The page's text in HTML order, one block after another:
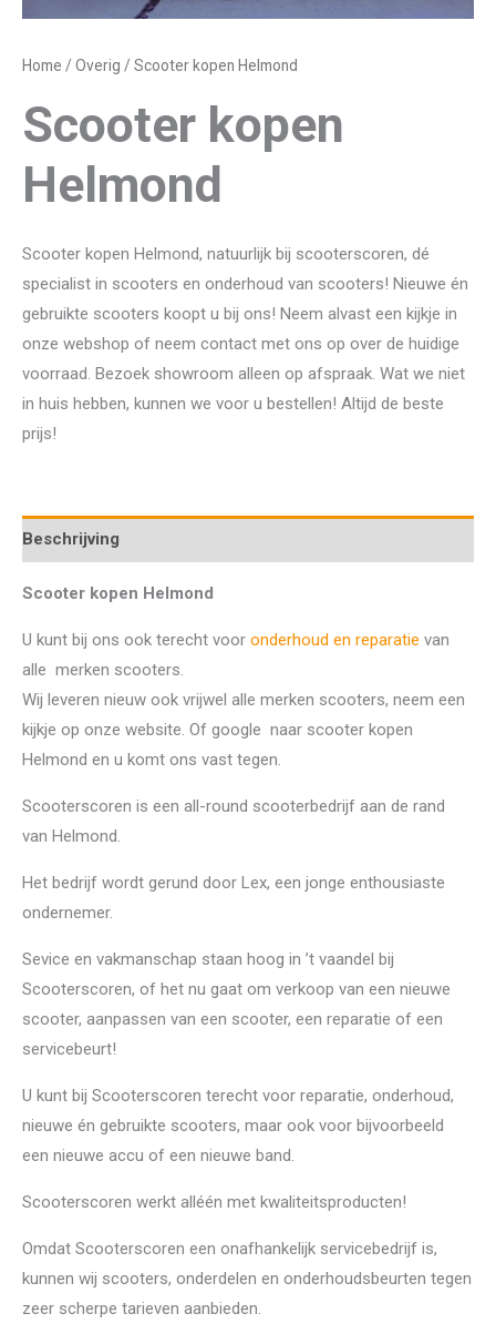
Home / Overig / Scooter kopen Helmond
Scooter kopen
Helmond
Scooter kopen Helmond, natuurlijk bij scooterscoren, dé
specialist in scooters en onderhoud van scooters! Nieuwe én
gebruikte scooters koopt u bij ons! Neem alvast een kijkje in
onze webshop of neem contact met ons op over de huidige
voorraad. Bezoek showroom alleen op afspraak. Wat we niet
in huis hebben, kunnen we voor u bestellen! Altijd de beste
prijs!
Beschrijving
Scooter kopen Helmond
U kunt bij ons ook terecht voor onderhoud en reparatie van
alle merken scooters.
Wij leveren nieuw ook vrijwel alle merken scooters, neem een
kijkje op onze website. Of google naar scooter kopen
Helmond en u komt ons vast tegen.
Scooterscoren is een all-round scooterbedrijf aan de rand
van Helmond.
Het bedrijf wordt gerund door Lex, een jonge enthousiaste
ondernemer.
Sevice en vakmanschap staan hoog in ’t vaandel bij
Scooterscoren, of het nu gaat om verkoop van een nieuwe
scooter, aanpassen van een scooter, een reparatie of een
servicebeurt!
U kunt bij Scooterscoren terecht voor reparatie, onderhoud,
nieuwe én gebruikte scooters, maar ook voor bijvoorbeeld
een nieuwe accu of een nieuwe band.
Scooterscoren werkt alléén met kwaliteitsproducten!
Omdat Scooterscoren een onafhankelijk servicebedrijf is,
kunnen wij scooters, onderdelen en onderhoudsbeurten tegen
zeer scherpe tarieven aanbieden.